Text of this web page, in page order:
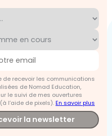
de recevoir les communications
de Nomad Education,
le suivi de mes ouvertures
l’aide de pixels).En savoir plus
la newsletter